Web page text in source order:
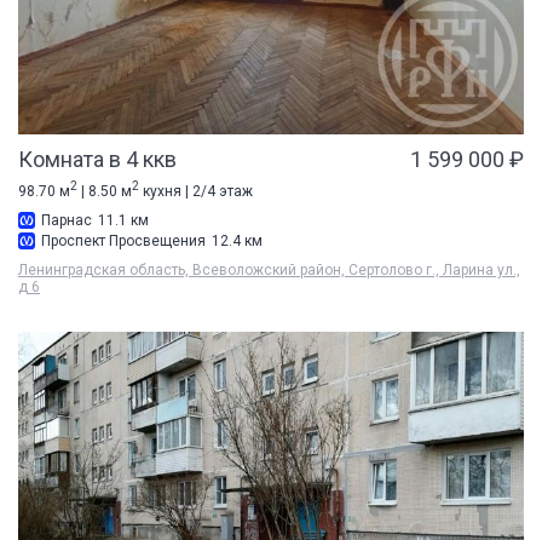
Комната в 4 ккв 1 599 000 ₽
98.70 м2 | 8.50 м2 кухня | 2/4 этаж
Парнас 11.1 км
Проспект Просвещения 12.4 км
Ленинградская область, Всеволожский район, Сертолово г., Ларина ул.,
д 6